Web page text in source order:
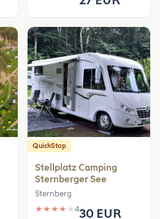
QuickStop
Stellplatz Camping
Sternberger See
Sternberg
★ ★ ★ ★ ★ 430 EUR